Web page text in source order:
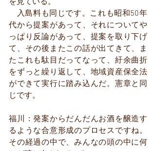
を見ている。
入島料も同じです。これも昭和50年
代から提案があって、それについてや
っぱり反論があって、提案を取り下げ
て、その後またこの話が出てきて、ま
たこれも駄目だってなって、紆余曲折
をずっと繰り返して、地域資産保全法
ができて実行に踏み込んだ。憲章と同
じです。
福川：発案からだんだんお酒を醸造す
るような合意形成のプロセスですね。
その経過の中で、みんなの頭の中に何